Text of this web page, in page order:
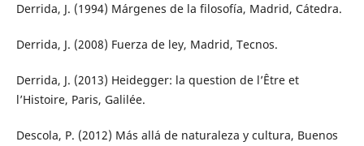
Derrida, J. (1994) Márgenes de la filosofía, Madrid, Cátedra.
Derrida, J. (2008) Fuerza de ley, Madrid, Tecnos.
Derrida, J. (2013) Heidegger: la question de l’Être et
l’Histoire, Paris, Galilée.
Descola, P. (2012) Más allá de naturaleza y cultura, Buenos